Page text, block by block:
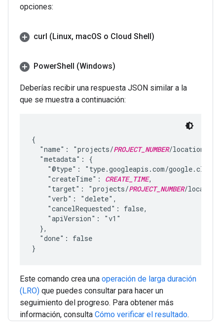
opciones:
curl (Linux, macOS o Cloud Shell)
PowerShell (Windows)
Deberías recibir una respuesta JSON similar a la
que se muestra a continuación:
{
  "name": "projects/
PROJECT_NUMBER/locations/
  "metadata": {
"@type": "type.googleapis.com/
    "createTime":
CREATE_TIME,
    "target": "projects/
PROJECT_NUMBER/
    "verb": "delete",
    "cancelRequested": false,
    "apiVersion": "v1"
  },
  "done": false
Este comando crea una operación de larga duración
(LRO) que puedes consultar para hacer un
seguimiento del progreso. Para obtener más
información, consulta Cómo verificar el resultado.